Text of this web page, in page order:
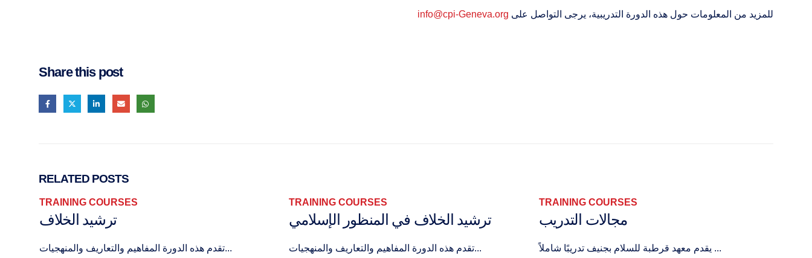
للمزيد من المعلومات حول هذه الدورة التدريبية، يرجى التواصل على info@cpi-Geneva.org
Share this post
RELATED POSTS
TRAINING COURSES
ترشيد الخلاف
تقدم هذه الدورة المفاهيم والتعاريف والمنهجيات...
TRAINING COURSES
ترشيد الخلاف في المنظور الإسلامي
تقدم هذه الدورة المفاهيم والتعاريف والمنهجيات...
TRAINING COURSES
مجالات التدريب
يقدم معهد قرطبة للسلام بجنيف تدريبًا شاملاً ...